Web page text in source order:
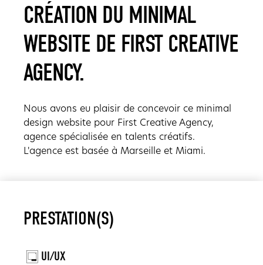
CRÉATION DU MINIMAL
WEBSITE DE FIRST CREATIVE
AGENCY.
Nous avons eu plaisir de concevoir ce minimal
design website pour First Creative Agency,
agence spécialisée en talents créatifs.
L'agence est basée à Marseille et Miami.
PRESTATION(S)
UI/UX